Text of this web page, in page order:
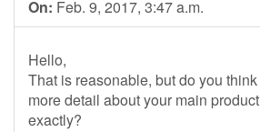
On: Feb. 9, 2017, 3:47 a.m.
Hello,
That is reasonable, but do you
more detail about your main
exactly?